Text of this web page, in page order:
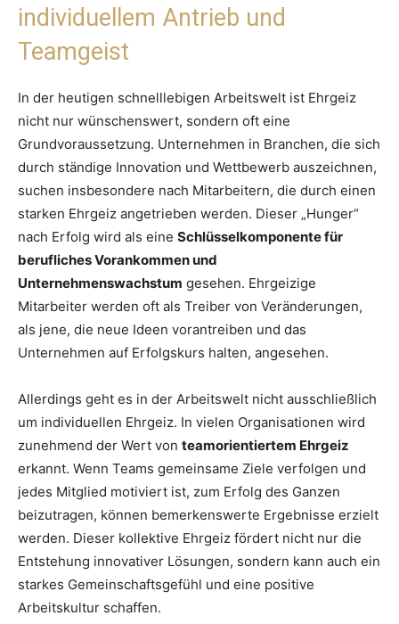
individuellem Antrieb und
Teamgeist
In der heutigen schnelllebigen Arbeitswelt ist Ehrgeiz
nicht nur wünschenswert, sondern oft eine
Grundvoraussetzung. Unternehmen in Branchen, die sich
durch ständige Innovation und Wettbewerb auszeichnen,
suchen insbesondere nach Mitarbeitern, die durch einen
starken Ehrgeiz angetrieben werden. Dieser „Hunger“
nach Erfolg wird als eine Schlüsselkomponente für
berufliches Vorankommen und
Unternehmenswachstum gesehen. Ehrgeizige
Mitarbeiter werden oft als Treiber von Veränderungen,
als jene, die neue Ideen vorantreiben und das
Unternehmen auf Erfolgskurs halten, angesehen.
Allerdings geht es in der Arbeitswelt nicht ausschließlich
um individuellen Ehrgeiz. In vielen Organisationen wird
zunehmend der Wert von teamorientiertem Ehrgeiz
erkannt. Wenn Teams gemeinsame Ziele verfolgen und
jedes Mitglied motiviert ist, zum Erfolg des Ganzen
beizutragen, können bemerkenswerte Ergebnisse erzielt
werden. Dieser kollektive Ehrgeiz fördert nicht nur die
Entstehung innovativer Lösungen, sondern kann auch ein
starkes Gemeinschaftsgefühl und eine positive
Arbeitskultur schaffen.